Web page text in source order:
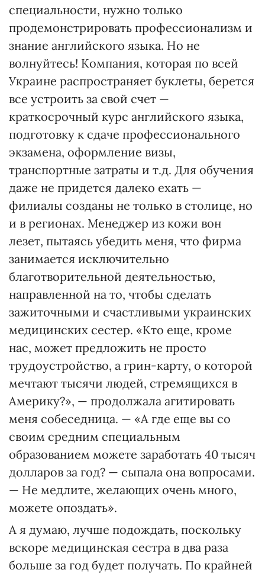
специальности, нужно только
продемонстрировать профессионализм и
знание английского языка. Но не
волнуйтесь! Компания, которая по всей
Украине распространяет буклеты, берется
все устроить за свой счет —
краткосрочный курс английского языка,
подготовку к сдаче профессионального
экзамена, оформление визы,
транспортные затраты и т.д. Для обучения
даже не придется далеко ехать —
филиалы созданы не только в столице, но
и в регионах. Менеджер из кожи вон
лезет, пытаясь убедить меня, что фирма
занимается исключительно
благотворительной деятельностью,
направленной на то, чтобы сделать
зажиточными и счастливыми украинских
медицинских сестер. «Кто еще, кроме
нас, может предложить не просто
трудоустройство, а грин-карту, о которой
мечтают тысячи людей, стремящихся в
Америку?», — продолжала агитировать
меня собеседница. — «А где еще вы со
своим средним специальным
образованием можете заработать 40 тысяч
долларов за год? — сыпала она вопросами.
— Не медлите, желающих очень много,
можете опоздать».
А я думаю, лучше подождать, поскольку
вскоре медицинская сестра в два раза
больше за год будет получать. По крайней